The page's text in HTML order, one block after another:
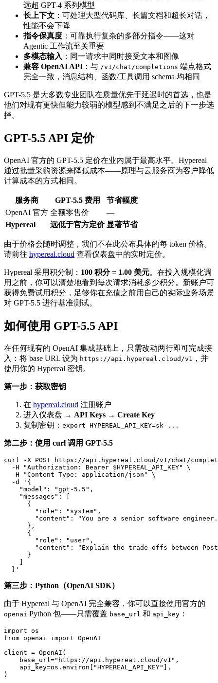
远超 GPT-4 系列模型
长上下文 ：可处理大型代码库、长篇文档和超长对话，
性能不会下降
指令保真度 ：可靠执行复杂的多部分指令——这对
Agentic 工作流至关重要
多模态输入 ：同一请求中同时接受文本和图像
兼容 OpenAI API ：与 /v1/chat/completions 端点格式
完全一致，消息结构、函数/工具调用 schema 均相同
GPT-5.5 是大多数专业团队在质量优先于延迟时的首选，也是
他们对现有更快但能力较弱的模型感到不满足之后的下一步选
择。
GPT-5.5 API 定价
OpenAI 官方的 GPT-5.5 定价在业内属于最高水平。Hypereal
通过批量采购资源来降低成本——原理与云服务商为客户降低
计算成本的方式相同。
服务商 GPT-5.5 费用
节省幅度
OpenAI 官方 全额零售价
—
Hypereal
远低于官方定价 显著节省
由于价格会随时调整，我们不在此公布具体的每 token 价格。
请前往 hypereal.cloud 查看仪表盘中的实时定价。
Hypereal 采用积分制： 100 积分 = 1.00 美元。在投入规模化调
用之前，你可以清楚地看到每次请求消耗多少积分。新账户可
获得免费试用积分，足够你在充值之前用自己的实际业务场景
对 GPT-5.5 进行基准测试。
如何使用 GPT-5.5 API
在任何现有的 OpenAI 集成基础上，只需改动两行即可完成接
入：将 base URL 设为 https://api.hypereal.cloud/v1
，并
使用你的 Hypereal 密钥。
第一步：获取密钥
在 hypereal.cloud 注册账户
进入仪表盘 → API Keys → Create Key
复制密钥： export HYPEREAL_API_KEY=sk-...
第二步：使用 curl 调用 GPT-5.5
curl -X POST https://api.hypereal.cloud/v1/chat/
  -H "Authorization: Bearer $HYPEREAL_API_KEY" \
  -H "Content-Type: application/json" \
  -d '{
    "model": "gpt-5.5",
    "messages": [
      {
        "role": "system",
"content": "You are a senior software
      },
      {
        "role": "user",
"content": "Explain the trade-offs between
      }
    ]
第三步：Python（OpenAI SDK）
由于 Hypereal 与 OpenAI 完全兼容，你可以直接使用官方的
openai Python 包——只需覆盖 base_url 和 api_key ：
import os
from openai import OpenAI
client = OpenAI(
    base_url="https://api.hypereal.cloud/v1",
    api_key=os.environ["HYPEREAL_API_KEY"],
)